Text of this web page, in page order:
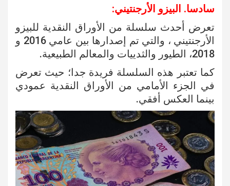
سادسا. البيزو الأرجنتيني:
تعرض أحدث سلسلة من الأوراق النقدية للبيزو
الأرجنتيني ، والتي تم إصدارها بين عامي 2016 و
2018، الطيور والثدييات والمعالم الطبيعية.
كما تعتبر هذه السلسلة فريدة جدا؛ حيث تعرض
في الجزء الأمامي من الأوراق النقدية عمودي
بينما العكس أفقي.